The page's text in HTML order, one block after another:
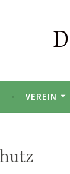
VEREIN